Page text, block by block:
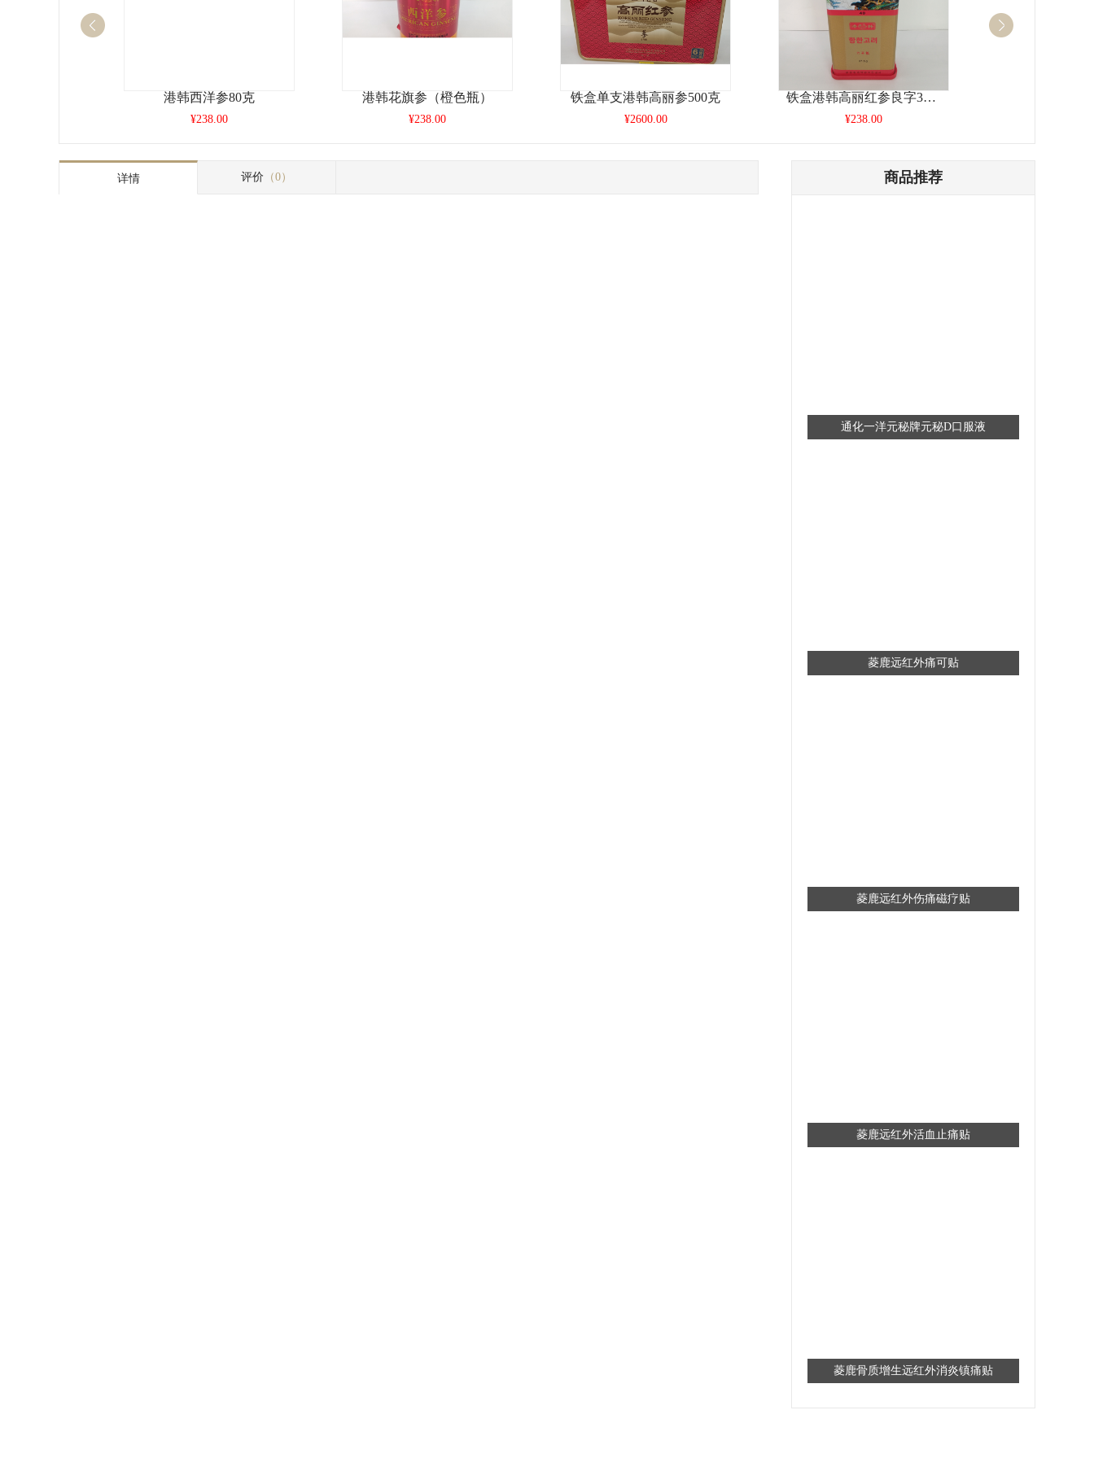
港韩西洋参80克
¥238.00
港韩花旗参（橙色瓶）
¥238.00
铁盒单支港韩高丽参500克
¥2600.00
铁盒港韩高丽红参良字37.5克
¥238.00
详情 评价 （0） 商品推荐
通化一洋元秘牌元秘D口服液
菱鹿远红外痛可贴
菱鹿远红外伤痛磁疗贴
菱鹿远红外活血止痛贴
菱鹿骨质增生远红外消炎镇痛贴